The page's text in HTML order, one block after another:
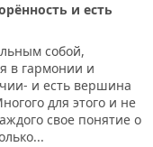
и есть
собой,
в гармонии и
и есть вершина
для этого и не
свое понятие о